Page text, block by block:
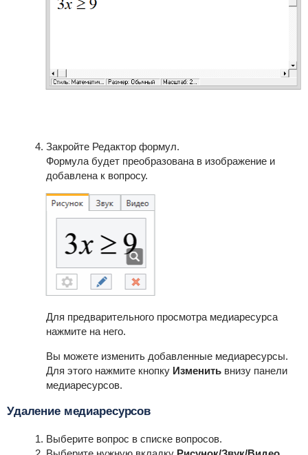
Закройте Редактор формул.
Формула будет преобразована в изображение и
добавлена к вопросу.
Для предварительного просмотра медиаресурса
нажмите на него.
Вы можете изменить добавленные медиаресурсы.
Для этого нажмите кнопку Изменитьвнизу панели
медиаресурсов.
Удаление медиаресурсов
Выберите вопрос в списке вопросов.